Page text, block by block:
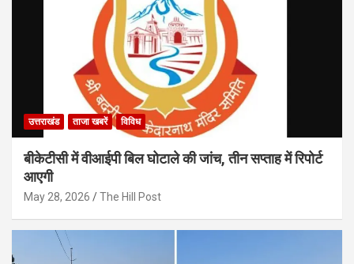
उत्तराखंड ताजा खबरें विविध
बीकेटीसी में वीआईपी बिल घोटाले की जांच, तीन सप्ताह में रिपोर्ट
आएगी
May 28, 2026 The Hill Post